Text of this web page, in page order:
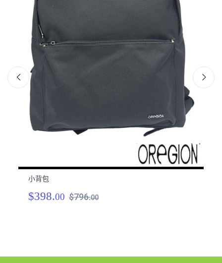
小背包
$398.00 $796.00